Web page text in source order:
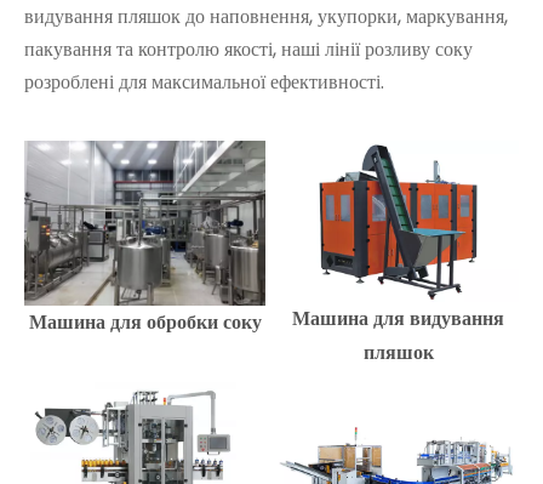
видування пляшок до наповнення, укупорки, маркування,
пакування та контролю якості, наші лінії розливу соку
розроблені для максимальної ефективності.
Машина для обробки соку
Машина для видування
пляшок